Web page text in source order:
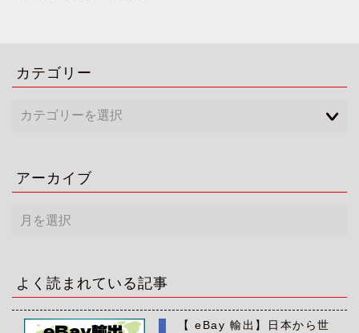
カテゴリー
アーカイブ
ア
ー
ブ
よく読まれている記事
【 eBay 輸出】日本から世